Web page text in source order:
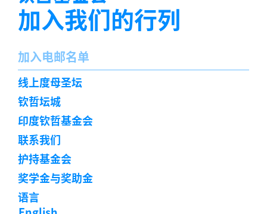
加入我们的行列
名
字
加入电邮名单
订
阅
线上度母圣坛
钦哲坛城
印度钦哲基金会
联系我们
护持基金会
奖学金与奖助金
语言